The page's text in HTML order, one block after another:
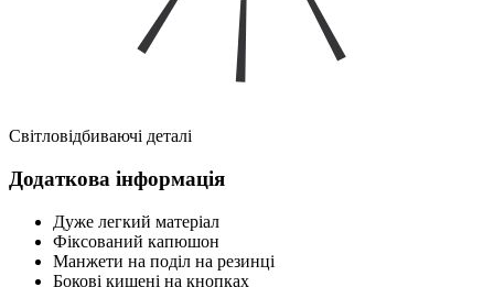
Світловідбиваючі деталі
Додаткова інформація
Дуже легкий матеріал
Фіксований капюшон
Манжети на поділ на резинці
Бокові кишені на кнопках